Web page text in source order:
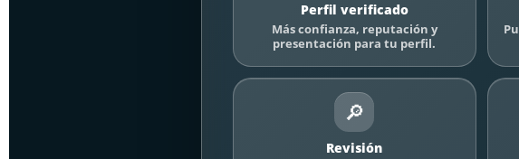
Perfil verificado
Más confianza, reputación y
presentación para tu perfil.
🔎
Revisión